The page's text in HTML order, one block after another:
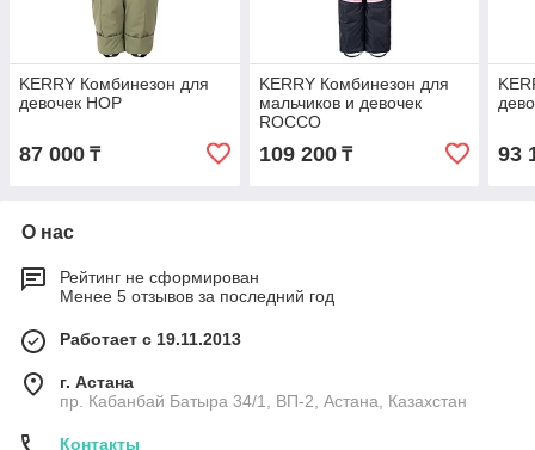
KERRY Комбинезон для
девочек HOP
87 000 ₸
KERRY Комбинезон для
мальчиков и девочек
ROCCO
109 200₸ 93
О нас
Рейтинг не сформирован
Менее 5 отзывов за последний год
Работает с 19.11.2013
г. Астана
пр. Кабанбай Батыра 34/1, ВП-2, Астана, Казахстан
Контакты